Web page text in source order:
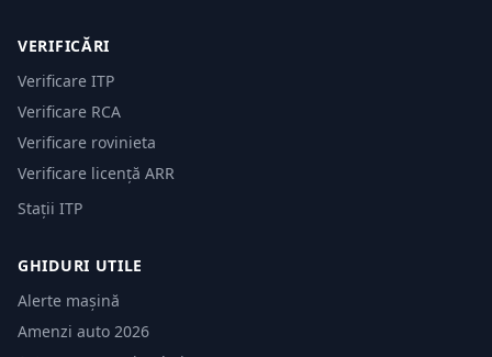
VERIFICĂRI
Verificare ITP
Verificare RCA
Verificare rovinieta
Verificare licență ARR
Stații ITP
GHIDURI UTILE
Alerte mașină
Amenzi auto 2026